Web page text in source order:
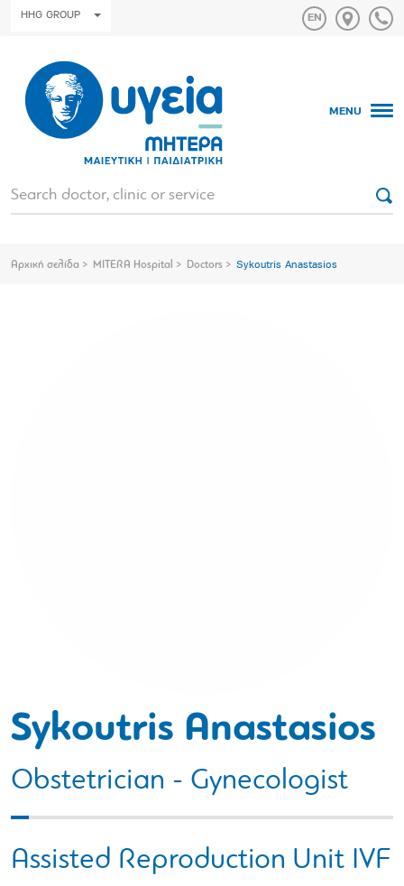
HHG GROUP
MENU
Αρχική σελίδα MITERA Hospital Doctors Sykoutris Anastasios
Sykoutris Anastasios
Obstetrician - Gynecologist
Assisted Reproduction Unit IVF